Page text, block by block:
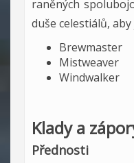
raněných
duše celestiálů,
Brewmaster
Mistweaver
Windwalker
Klady a
Přednosti